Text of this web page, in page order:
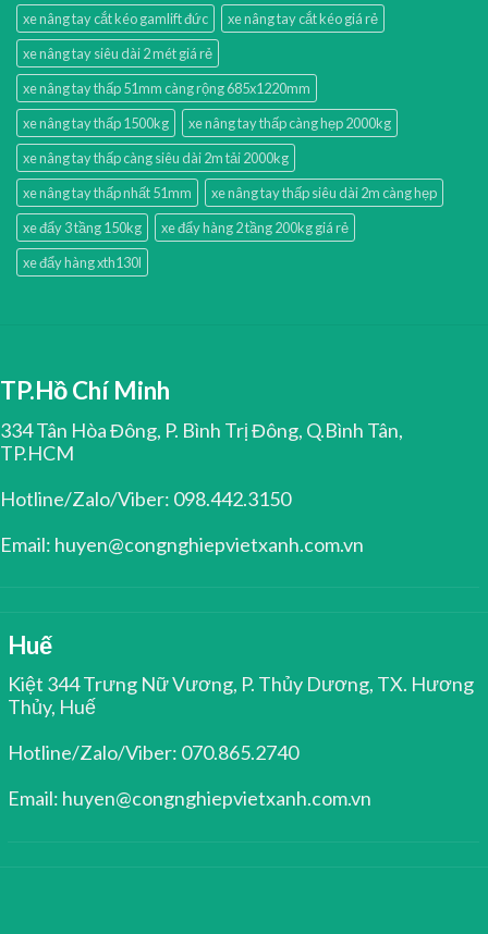
xe nâng tay cắt kéo gamlift đức
xe nâng tay cắt kéo giá rẻ
xe nâng tay siêu dài 2 mét giá rẻ
xe nâng tay thấp 51mm càng rộng 685x1220mm
xe nâng tay thấp 1500kg
xe nâng tay thấp càng hẹp 2000kg
xe nâng tay thấp càng siêu dài 2m tải 2000kg
xe nâng tay thấp nhất 51mm
xe nâng tay thấp siêu dài 2m càng hẹp
xe đẩy 3 tầng 150kg
xe đẩy hàng 2 tầng 200kg giá rẻ
xe đẩy hàng xth130l
TP.Hồ Chí Minh
334 Tân Hòa Đông, P. Bình Trị Đông, Q.Bình Tân,
TP.HCM
Hotline/Zalo/Viber: 098.442.3150
Email: huyen@congnghiepvietxanh.com.vn
Huế
Kiệt 344 Trưng Nữ Vương, P. Thủy Dương, TX. Hương
Thủy, Huế
Hotline/Zalo/Viber: 070.865.2740
Email: huyen@congnghiepvietxanh.com.vn